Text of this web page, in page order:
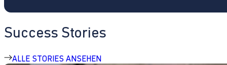
Success Stories
ALLE STORIES ANSEHEN